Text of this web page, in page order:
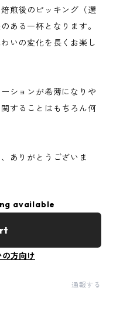
煎後のピッキング（選
ある一杯となります。
いの変化を長くお楽し
ションが希薄になりや
することはもちろん何
ありがとうございま
available
方向け
通報する